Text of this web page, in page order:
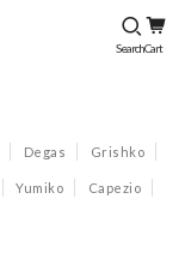
Degas Grishko
Yumiko Capezio